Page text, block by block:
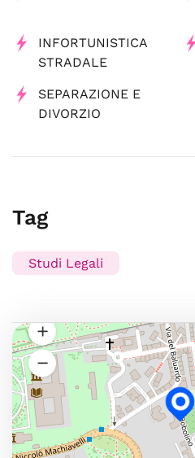
INFORTUNISTICA
STRADALE
SEPARAZIONE E
DIVORZIO
Tag
Studi Legali